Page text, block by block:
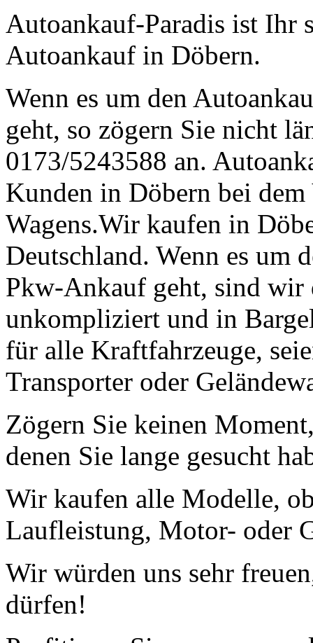
Autoankauf-Paradis ist Ihr
Autoankauf in Döbern.
Wenn es um den
geht, so zögern Sie nicht
0173/5243588 an.
Kunden in Döbern bei
Wagens.Wir kaufen in
Deutschland. Wenn es um
Pkw-Ankauf geht, sind
unkompliziert und in
für alle Kraftfahrzeuge,
Transporter oder
Zögern Sie keinen
denen Sie lange gesucht
Wir kaufen alle Modelle,
Laufleistung, Motor- oder
Wir würden uns sehr
dürfen!